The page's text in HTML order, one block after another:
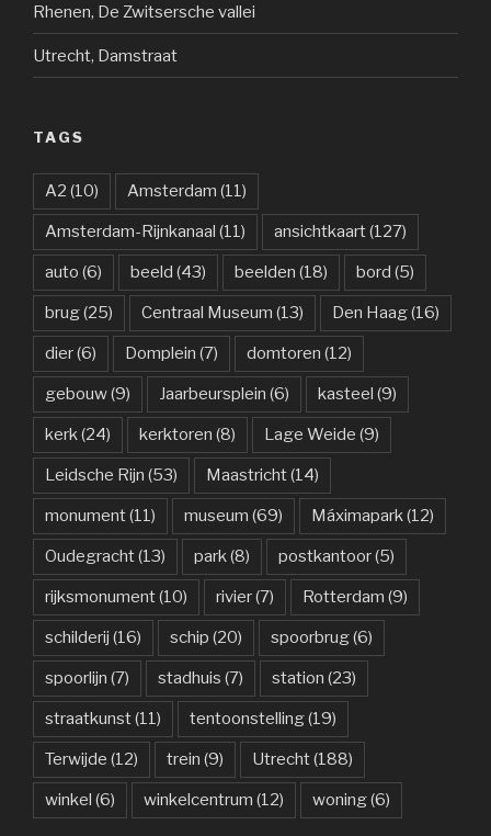
Rhenen, De Zwitsersche vallei
Utrecht, Damstraat
TAGS
A2 (10) Amsterdam (11)
Amsterdam-Rijnkanaal (11) ansichtkaart(127)
auto (6) beeld (43) beelden (18) bord (5)
brug(25) Centraal Museum (13) Den Haag(16)
dier(6) Domplein (7) domtoren (12)
gebouw(9) Jaarbeursplein (6) kasteel (9)
kerk(24) kerktoren (8) Lage Weide (9)
Leidsche Rijn (53) Maastricht(14)
monument(11) museum (69) Máximapark(12)
Oudegracht(13) park(8) postkantoor(5)
rijksmonument(10) rivier(7) Rotterdam (9)
schilderij (16) schip (20) spoorbrug(6)
spoorlijn (7) stadhuis (7) station (23)
straatkunst(11) tentoonstelling(19)
Terwijde (12) trein (9) Utrecht(188)
winkel (6) winkelcentrum (12) woning(6)